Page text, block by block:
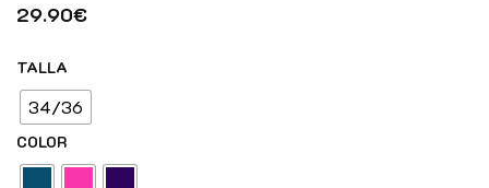
29.90€
TALLA
34/36
COLOR